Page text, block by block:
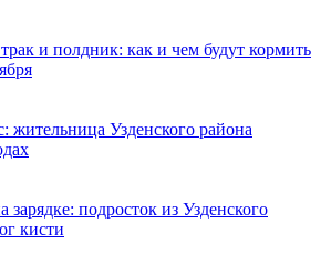
и полдник: как и чем будут кормить
жительница Узденского района
зарядке: подросток из Узденского
кисти